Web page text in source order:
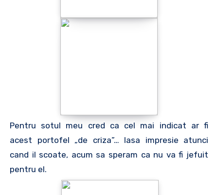
Pentru sotul meu cred ca cel mai indicat ar fi
acest portofel „de criza”… lasa impresie atunci
cand il scoate, acum sa speram ca nu va fi jefuit
pentru el.